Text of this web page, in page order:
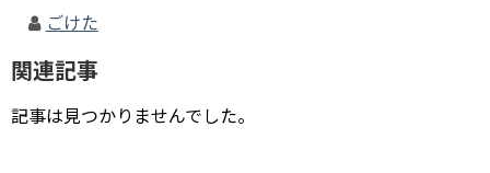
ごけた
関連記事
記事は見つかりませんでした。